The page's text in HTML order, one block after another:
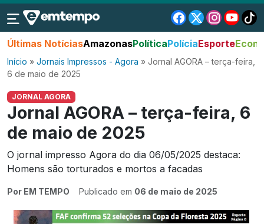
Últimas NotíciasAmazonasPolíticaPolíciaEsporte
Início » Jornais Impressos - Agora » Jornal AGORA – terça-feira,
6 de maio de 2025
JORNAL AGORA
Jornal AGORA – terça-feira, 6
de maio de 2025
O jornal impresso Agora do dia 06/05/2025 destaca:
Homens são torturados e mortos a facadas
Por EM TEMPO Publicado em 06 de maio de 2025